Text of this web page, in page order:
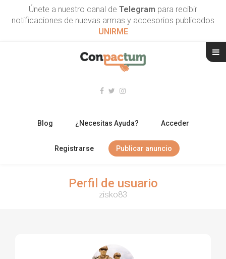
Únete a nuestro canal de Telegram para recibir
notificaciones de nuevas armas y accesorios publicados
UNIRME
Blog ¿Necesitas Ayuda? Acceder
Registrarse Publicar anuncio
Perfil de usuario
zisko83